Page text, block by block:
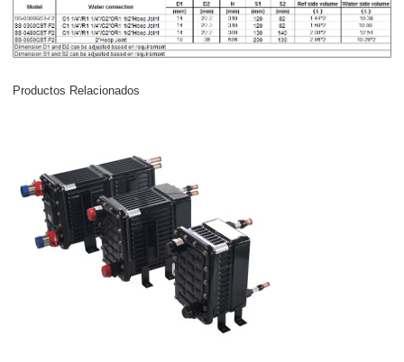
Productos Relacionados